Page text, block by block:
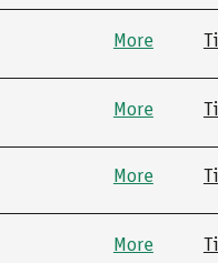
More
More
More
More